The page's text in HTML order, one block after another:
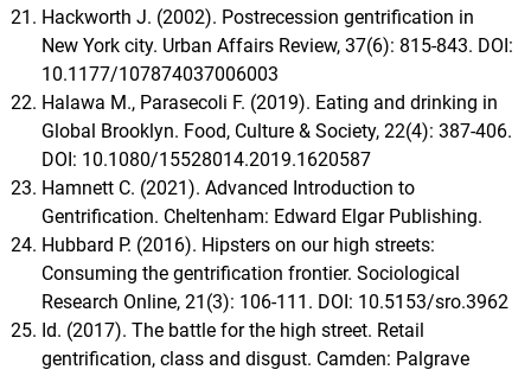
Hackworth J. (2002). Postrecession gentrification in
New York city. Urban Affairs Review, 37(6): 815-843. DOI:
10.1177/107874037006003
Halawa M., Parasecoli F. (2019). Eating and drinking in
Global Brooklyn. Food, Culture & Society, 22(4): 387-406.
DOI: 10.1080/15528014.2019.1620587
Hamnett C. (2021). Advanced Introduction to
Gentrification. Cheltenham: Edward Elgar Publishing.
Hubbard P. (2016). Hipsters on our high streets:
Consuming the gentrification frontier. Sociological
Research Online, 21(3): 106-111. DOI: 10.5153/sro.3962
Id. (2017). The battle for the high street. Retail
gentrification, class and disgust. Camden: Palgrave